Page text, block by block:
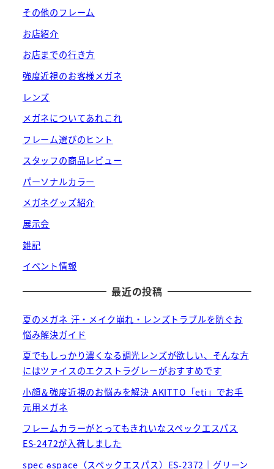
その他のフレーム
お店紹介
お店までの行き方
強度近視のお客様メガネ
レンズ
メガネについてあれこれ
フレーム選びのヒント
スタッフの商品レビュー
パーソナルカラー
メガネグッズ紹介
展示会
雑記
イベント情報
最近の投稿
夏のメガネ 汗・メイク崩れ・レンズトラブルを防ぐお
悩み解決ガイド
夏でもしっかり濃くなる調光レンズが欲しい、そんな方
にはツァイスのエクストラグレーがおすすめです
小顔＆強度近視のお悩みを解決 AKITTO「eti」でお手
元用メガネ
フレームカラーがとってもきれいなスペックエスパス
ES-2472が入荷しました
spec ēspace（スペックエスパス）ES-2372｜グリーン